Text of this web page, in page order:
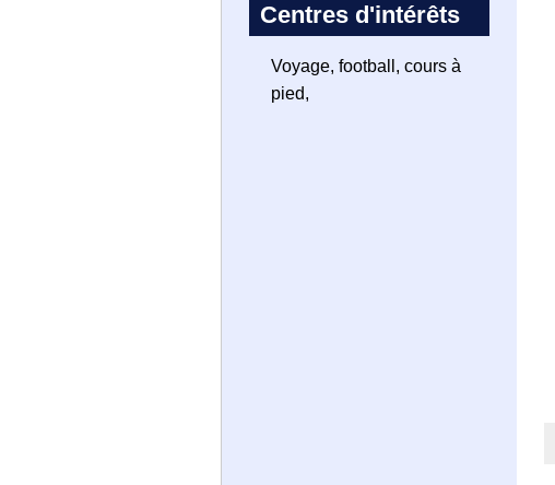
Centres d'intérêts
Voyage, football, cours à
pied,